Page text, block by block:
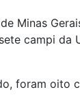
Minas
campi da
foram oito